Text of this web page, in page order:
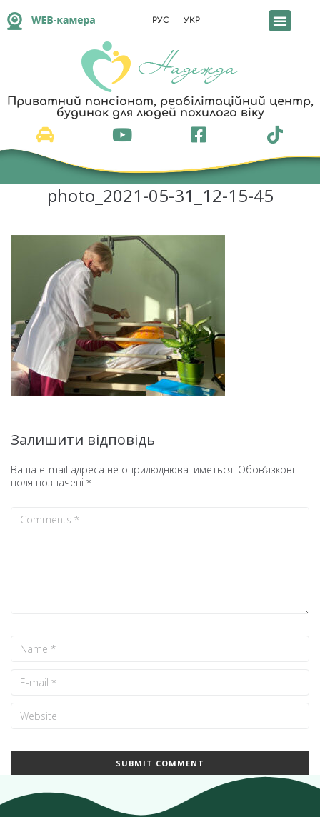
РУС УКР
Приватний пансіонат, реабілітаційний центр,
будинок для людей похилого віку
photo_2021-05-31_12-15-45
Залишити відповідь
Ваша e-mail адреса не оприлюднюватиметься. Обов’язкові
поля позначені *